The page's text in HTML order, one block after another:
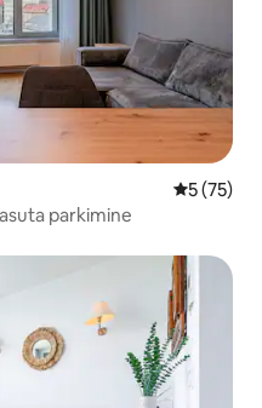
Keskmine
5 (75)
parkimine